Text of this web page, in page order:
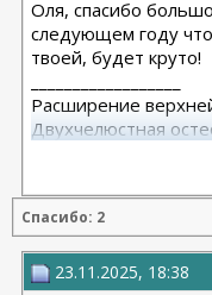
Оля, спасибо
следующем году
твоей, будет круто!
Расширение
Двухчелюстная
Маммопластика
Спасибо: 2
23.11.2025, 18:38